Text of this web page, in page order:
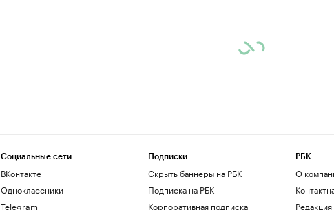
Социальные сети
ВКонтакте
Одноклассники
Telegram
Подписки
Скрыть баннеры на РБК
Подписка на РБК
Корпоративная подписка
РБК
О
Редакция